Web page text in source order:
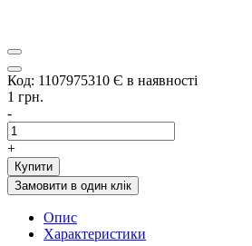
Код: 1107975310 Є в наявності
1 грн.
-
+
Купити
Замовити в один клік
Опис
Характеристики